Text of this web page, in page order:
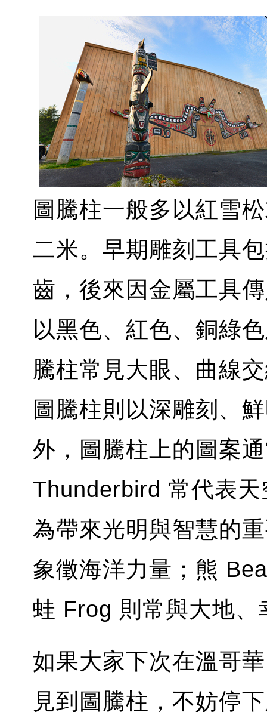
圖騰柱一般多以紅雪
二米。早期雕刻工具
齒，後來因金屬工具
以黑色、紅色、銅綠
騰柱常見大眼、曲線
圖騰柱則以深雕刻、
外，圖騰柱上的圖案
Thunderbird 常代表
為帶來光明與智慧的
象徵海洋力量；熊
蛙 Frog 則常與大地
如果大家下次在溫哥
見到圖騰柱，不妨停